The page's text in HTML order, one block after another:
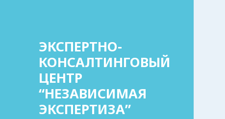
ЭКСПЕРТНО-
КОНСАЛТИНГОВЫЙ
ЦЕНТР
“НЕЗАВИСИМАЯ
ЭКСПЕРТИЗА”